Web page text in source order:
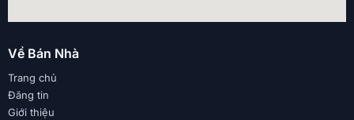
Về Bán Nhà
Trang chủ
Đăng tin
Giới thiệu